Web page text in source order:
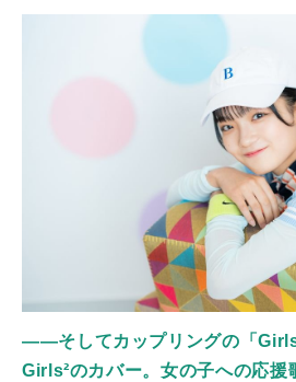
――そしてカップリングの「
Girls²のカバー。女の子への応援